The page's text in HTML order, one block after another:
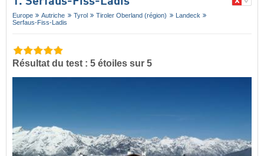
Europe Autriche Tyrol Tiroler Oberland (région)
Landeck
Serfaus-Fiss-Ladis
Résultat du test : 5 étoiles sur 5